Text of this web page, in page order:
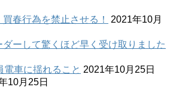
春行為を禁止させる！
2021年10月
ーして驚くほど早く受け取りました
車に揺れること 2021年10月25日
10月25日